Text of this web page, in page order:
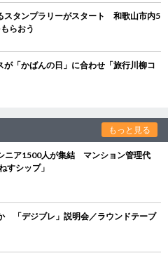
スタンプラリーがスタート 和歌山市内5
らおう
「かばんの日」に合わせ「旅行川柳コ
もっと見る
ニア1500人が集結 マンション管理代
すシップ」
「デジブレ」説明会／ラウンドテーブ